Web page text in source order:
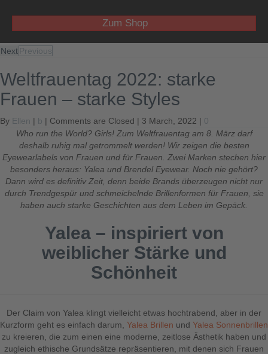
Zum Shop
NextPrevious
Weltfrauentag 2022: starke
Frauen – starke Styles
By Ellen | b | Comments are Closed | 3 March, 2022 | 0
Who run the World? Girls! Zum Weltfrauentag am 8. März darf
deshalb ruhig mal getrommelt werden! Wir zeigen die besten
Eyewearlabels von Frauen und für Frauen. Zwei Marken stechen hier
besonders heraus: Yalea und Brendel Eyewear. Noch nie gehört?
Dann wird es definitiv Zeit, denn beide Brands überzeugen nicht nur
durch Trendgespür und schmeichelnde Brillenformen für Frauen, sie
haben auch starke Geschichten aus dem Leben im Gepäck.
Yalea – inspiriert von
weiblicher Stärke und
Schönheit
Der Claim von Yalea klingt vielleicht etwas hochtrabend, aber in der
Kurzform geht es einfach darum, Yalea Brillen und Yalea Sonnenbrillen
zu kreieren, die zum einen eine moderne, zeitlose Ästhetik haben und
zugleich ethische Grundsätze repräsentieren, mit denen sich Frauen